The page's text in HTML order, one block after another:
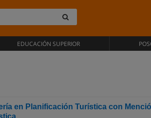
EDUCACIÓN SUPERIOR
en Planificación Turística con